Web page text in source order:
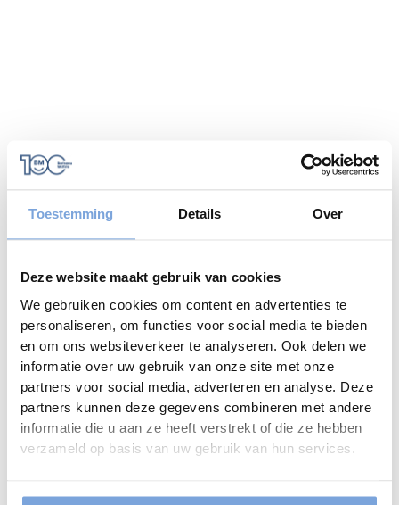
Toestemming Details Over
Deze website maakt gebruik van cookies
We gebruiken cookies om content en advertenties te
personaliseren, om functies voor social media te bieden
en om ons websiteverkeer te analyseren. Ook delen we
informatie over uw gebruik van onze site met onze
partners voor social media, adverteren en analyse. Deze
partners kunnen deze gegevens combineren met andere
informatie die u aan ze heeft verstrekt of die ze hebben
verzameld op basis van uw gebruik van hun services.
Application error: a client-side exception has occurred while
loading
www.caramelcampers.be (see the browser console
more information).